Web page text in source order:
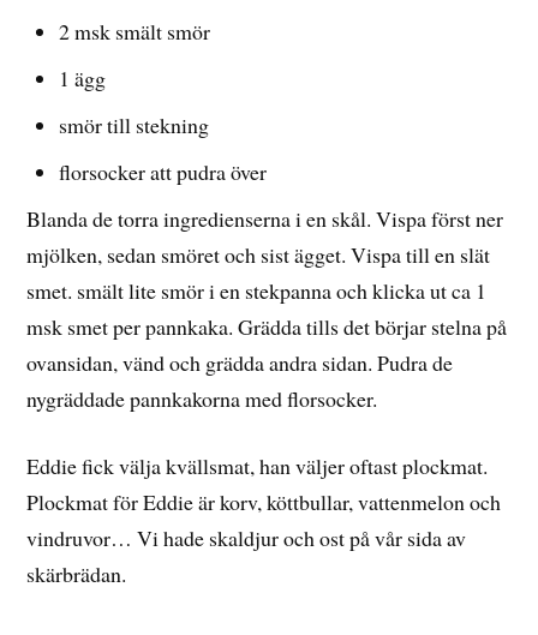
2 msk smält smör
1 ägg
smör till stekning
florsocker att pudra över
Blanda de torra ingredienserna i en skål. Vispa först ner
mjölken, sedan smöret och sist ägget. Vispa till en slät
smet. smält lite smör i en stekpanna och klicka ut ca 1
msk smet per pannkaka. Grädda tills det börjar stelna på
ovansidan, vänd och grädda andra sidan. Pudra de
nygräddade pannkakorna med florsocker.
Eddie fick välja kvällsmat, han väljer oftast plockmat.
Plockmat för Eddie är korv, köttbullar, vattenmelon och
vindruvor… Vi hade skaldjur och ost på vår sida av
skärbrädan.